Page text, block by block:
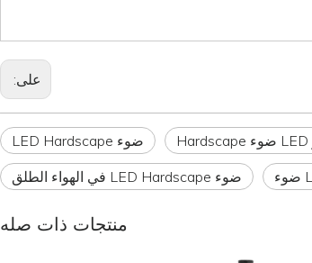
على:
ضوء LED Hardscape
ضوء LED Hardscape في الهواء الطلق
منتجات ذات صله